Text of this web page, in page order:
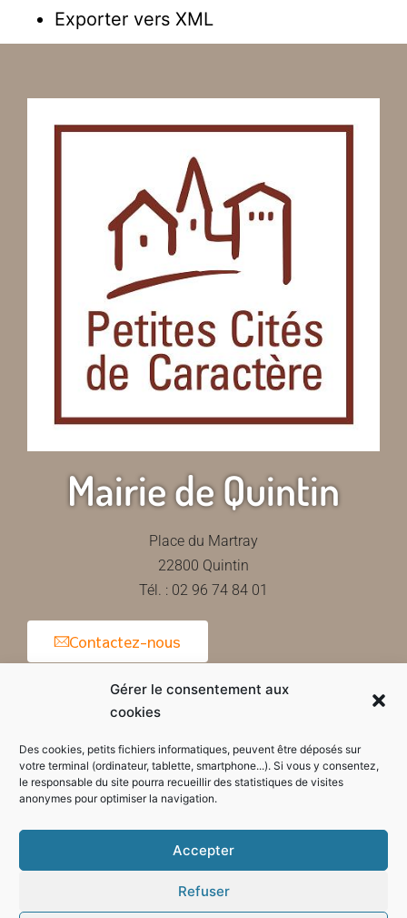
Gérer le consentement aux
cookies
Des cookies, petits fichiers informatiques, peuvent être déposés sur
votre terminal (ordinateur, tablette, smartphone...). Si vous y consentez,
le responsable du site pourra recueillir des statistiques de visites
anonymes pour optimiser la navigation.
Accepter
Refuser
Exporter vers XML
Mairie de Quintin
Place du Martray
22800 Quintin
Tél. : 02 96 74 84 01
Contactez-nous
Horaires d'ouverture de la mairie